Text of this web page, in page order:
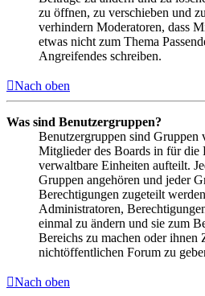
zu öffnen, zu verschieben und
verhindern Moderatoren, dass
etwas nicht zum Thema
Angreifendes schreiben.
Nach oben
Was sind Benutzergruppen?
Benutzergruppen sind
Mitglieder des Boards in für die
verwaltbare Einheiten aufteilt.
Gruppen angehören und jeder
Berechtigungen zugeteilt
Administratoren,
einmal zu ändern und sie zum
Bereichs zu machen oder ihnen
nichtöffentlichen Forum zu
Nach oben